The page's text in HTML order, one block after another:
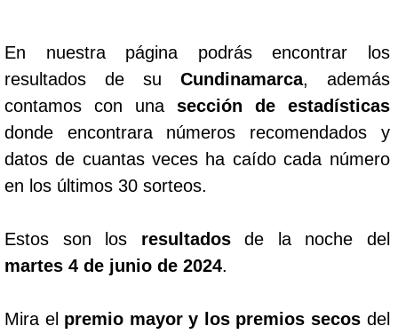
Dorado Noche
Fantástica Día
Fantástica Noche
Motilon Tarde
En nuestra página podrás encontrar los
resultados de su Cundinamarca, además
contamos con una sección de estadísticas
donde encontrara números recomendados y
datos de cuantas veces ha caído cada número
en los últimos 30 sorteos.
Estos son los resultadosde la noche del
martes 4 de junio de 2024.
Mira el premio mayor y los premios secosdel